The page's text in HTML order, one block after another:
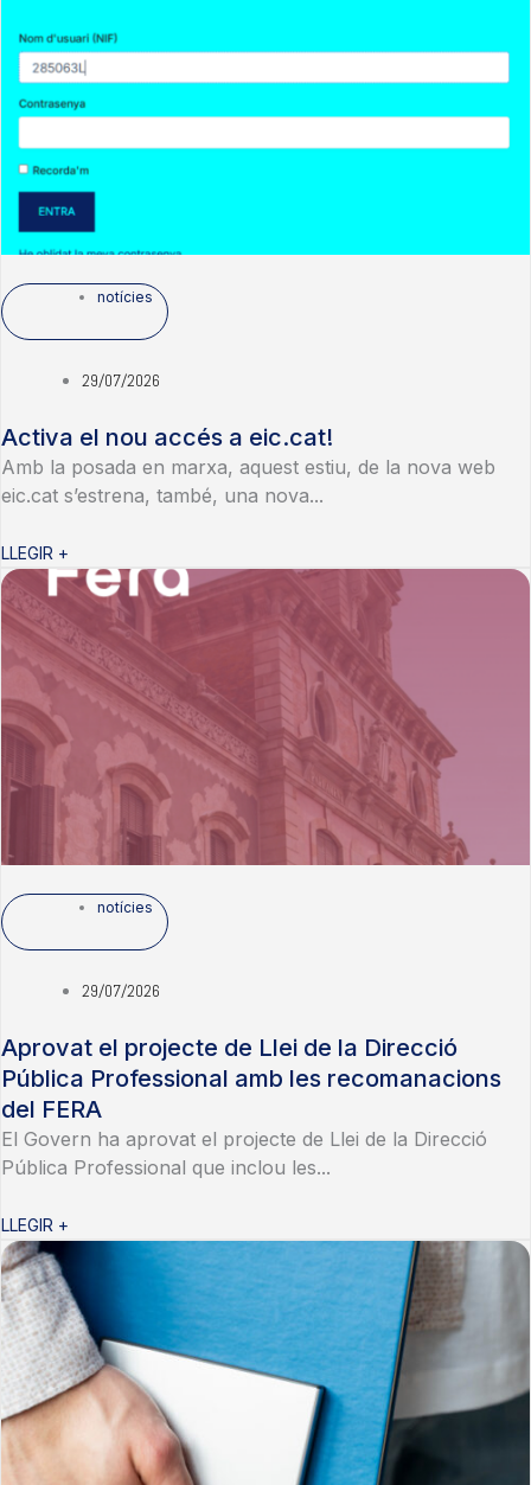
notícies
29/07/2026
Activa el nou accés a eic.cat!
Amb la posada en marxa, aquest estiu, de la nova web
eic.cat s’estrena, també, una nova...
LLEGIR +
notícies
29/07/2026
Aprovat el projecte de Llei de la Direcció
Pública Professional amb les recomanacions
del FERA
El Govern ha aprovat el projecte de Llei de la Direcció
Pública Professional que inclou les...
LLEGIR +